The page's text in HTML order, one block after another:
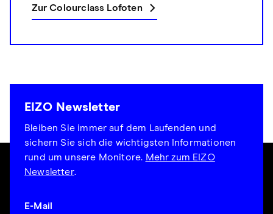
Zur Colourclass Lofoten
EIZO Newsletter
Bleiben Sie immer auf dem Laufenden und
sichern Sie sich die wichtigsten Informationen
rund um unsere Monitore. Mehr zum EIZO
Newsletter.
E-Mail